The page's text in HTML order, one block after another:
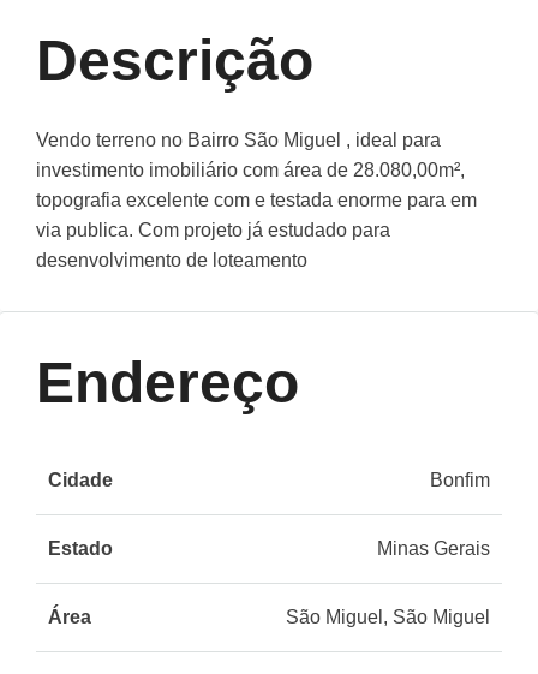
Descrição
Vendo terreno no Bairro São Miguel , ideal para
investimento imobiliário com área de 28.080,00m²,
topografia excelente com e testada enorme para em
via publica. Com projeto já estudado para
desenvolvimento de loteamento
Endereço
Cidade Bonfim
Estado Minas Gerais
Área São Miguel, São Miguel